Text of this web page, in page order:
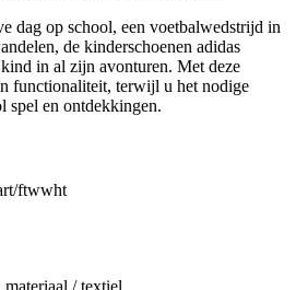
dag op school, een voetbalwedstrijd in
de kinderschoenen adidas
in al zijn avonturen. Met deze
functionaliteit, terwijl u het nodige
spel en ontdekkingen.
ftwwht
materiaal / textiel